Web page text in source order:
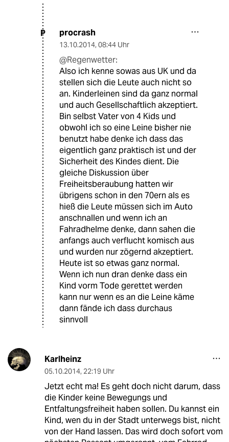
P procrash
13.10.2014, 08:44 Uhr
@Regenwetter:
Also ich kenne sowas aus UK und da
stellen sich die Leute auch nicht so
an. Kinderleinen sind da ganz normal
und auch Gesellschaftlich akzeptiert.
Bin selbst Vater von 4 Kids und
obwohl ich so eine Leine bisher nie
benutzt habe denke ich dass das
eigentlich ganz praktisch ist und der
Sicherheit des Kindes dient. Die
gleiche Diskussion über
Freiheitsberaubung hatten wir
übrigens schon in den 70ern als es
hieß die Leute müssen sich im Auto
anschnallen und wenn ich an
Fahradhelme denke, dann sahen die
anfangs auch verflucht komisch aus
und wurden nur zögernd akzeptiert.
Heute ist so etwas ganz normal.
Wenn ich nun dran denke dass ein
Kind vorm Tode gerettet werden
kann nur wenn es an die Leine käme
dann fände ich dass durchaus
sinnvoll
Karlheinz
05.10.2014, 22:19 Uhr
Jetzt echt ma! Es geht doch nicht darum, dass
die Kinder keine Bewegungs und
Entfaltungsfreiheit haben sollen. Du kannst ein
Kind, wen du in der Stadt unterwegs bist, nicht
von der Hand lassen. Das wird doch sofort vom